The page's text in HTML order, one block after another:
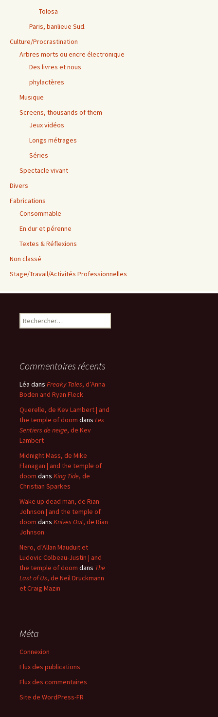
Tolosa
Paris, banlieue Sud.
Culture/Procrastination
Arbres morts ou encre électronique
Des livres et nous
phylactères
Musique
Screens, thousands of them
Jeux vidéos
Longs métrages
Séries
Spectacle vivant
Divers
Fabrications
Consommable
En dur et pérenne
Textes & Réflexions
Non classé
Stage/Travail/Activités Professionnelles
Rechercher :
Commentaires récents
Léa dans Freaky Tales, d’Anna
Boden and Ryan Fleck
Querelle, de Kev Lambert | and
the temple of doom dans Les
Sentiers de neige, de Kev
Lambert
Midnight Mass, de Mike
Flanagan | and the temple of
doom dans King Tide, de
Christian Sparkes
Wake up dead man, de Rian
Johnson | and the temple of
doom dans Knives Out, de Rian
Johnson
Nero, d’Allan Mauduit et
Ludovic Colbeau-Justin | and
the temple of doom dans The
Last of Us, de Neil Druckmann
et Craig Mazin
Méta
Connexion
Flux des publications
Flux des commentaires
Site de WordPress-FR